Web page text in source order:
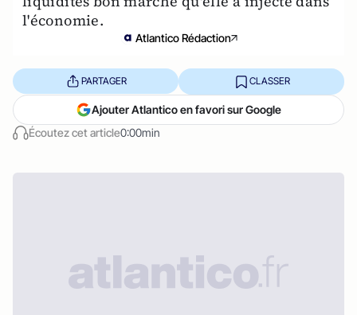
l'économie.
Atlantico Rédaction
Écoutez cet article0:00min
PARTAGER CLASSER
Ajouter Atlantico en favori sur Google